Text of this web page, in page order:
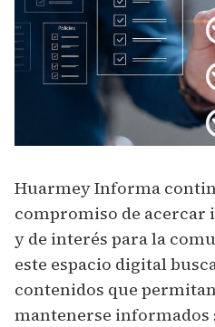
Huarmey Informa
compromiso de
y de interés para la
este espacio digital
contenidos que
mantenerse informados